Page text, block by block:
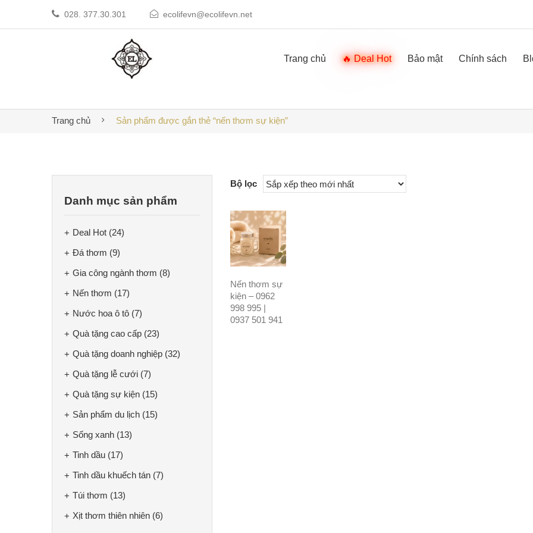
028. 377.30.301 ecolifevn@ecolifevn.net
Trang chủ Deal Hot Bảo mật Chính sách
Trang chủ Sản phẩm được gắn thẻ “nến thơm sự kiện”
Bộ lọc
Nến thơm sự
kiện – 0962
998 995 |
0937 501 941
Danh mục sản phẩm
Deal Hot (24)
Đá thơm (9)
Gia công ngành thơm (8)
Nến thơm (17)
Nước hoa ô tô (7)
Quà tặng cao cấp (23)
Quà tặng doanh nghiệp (32)
Quà tặng lễ cưới (7)
Quà tặng sự kiện (15)
Sản phẩm du lịch (15)
Sống xanh (13)
Tinh dầu (17)
Tinh dầu khuếch tán (7)
Túi thơm (13)
Xịt thơm thiên nhiên (6)